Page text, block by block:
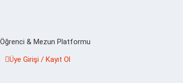
& Mezun Platformu
Üye Girişi / Kayıt Ol